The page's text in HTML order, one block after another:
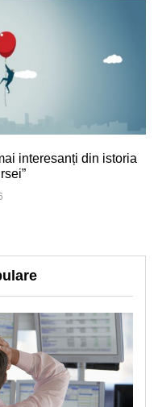
interesanți din istoria